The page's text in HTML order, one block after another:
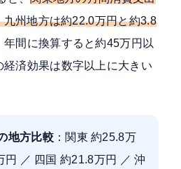
州地方は約22.0万円と約3.8
年間に換算すると約45万円以
済効果は数字以上に大きい
地方比較：関東 約25.8万
円 ／ 四国 約21.8万円 ／ 沖